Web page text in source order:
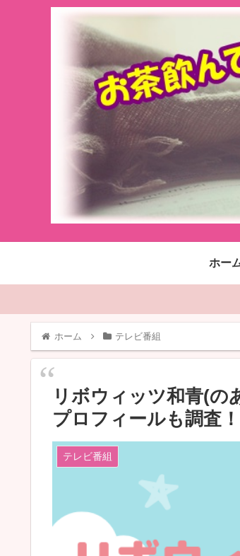
ホー
ホーム テレビ番組
リボウィッツ和青(の
プロフィールも調査！
テレビ番組